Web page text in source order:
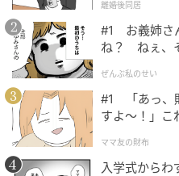
験だけでなく、他人の体験
長の速度が早いでしょう。
く、次の知恵へとつながる
た経験が、この誕生日の人
困難の中から人として
の強さが育つ「21日生
離婚後同居
#1 お義姉さ
ね？ ねぇ、
ぜんぶ私のせい
#1 「あっ、
すよ〜！」こ
ママ友の財布
入学式からわ